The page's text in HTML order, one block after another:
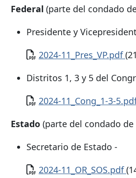
Federal (parte del condado
Presidente y
Documento
2024-11_Pres_VP.pdf
Distritos 1, 3 y 5 del
Documento
2024-11_Cong_1-3-
Estado (parte del condado
Secretario de Estado -
Documento
2024-11_OR_SOS.pdf